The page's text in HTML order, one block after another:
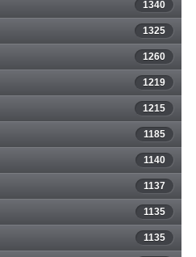
1340
1325
1260
1219
1215
1185
1140
1137
1135
1135